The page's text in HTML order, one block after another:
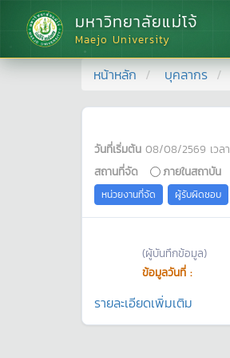
มหาวิทยาลัยแม่โจ้
Maejo University
หน้าหลัก บุคลากร
วันที่เริ่มต้น 08/08/2569 เวลา
สถานที่จัด
ภายในสถาบัน
หน่วยงานที่จัด ผู้รับผิดชอบ
(ผู้บันทึกข้อมูล)
ข้อมูลวันที่ :
รายละเอียดเพิ่มเติม